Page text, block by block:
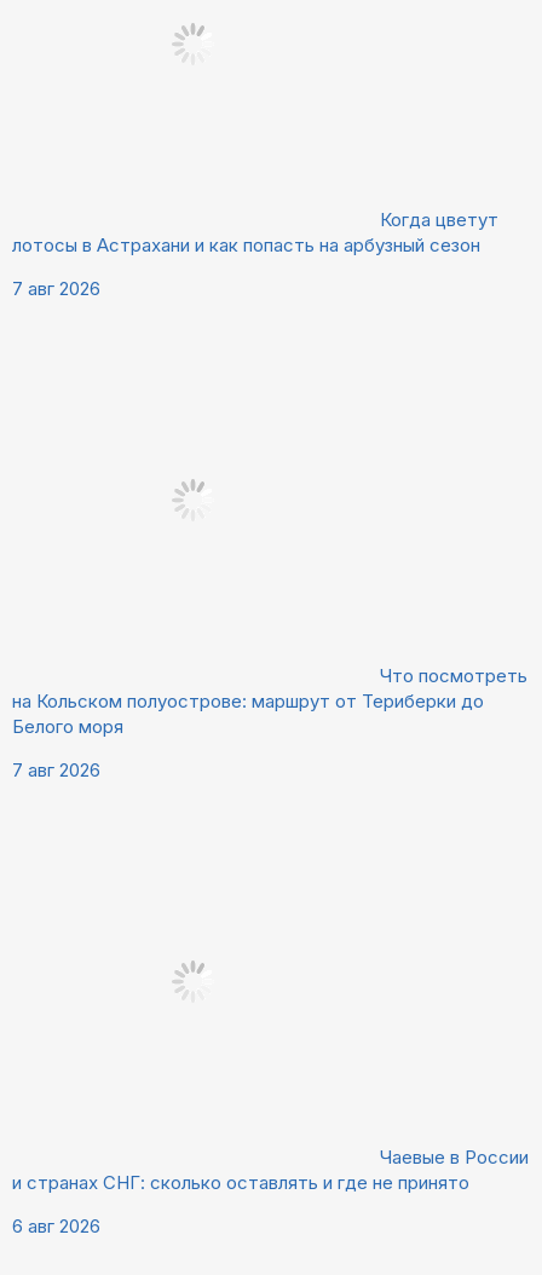
Когда цветут
лотосы в Астрахани и как попасть на арбузный сезон
7 авг 2026
Что посмотреть
на Кольском полуострове: маршрут от Териберки до
Белого моря
7 авг 2026
Чаевые в России
и странах СНГ: сколько оставлять и где не принято
6 авг 2026